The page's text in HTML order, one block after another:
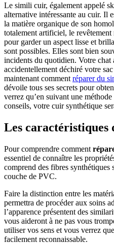
Le simili cuir, également appelé
alternative intéressante au cuir. Il
la matière organique de son
totalement artificiel, le revêtement
pour garder un aspect lisse et
sont possibles. Elles sont bien
incidents du quotidien. Votre chat
accidentellement déchiré votre
maintenant comment réparer du
dévoile tous ses secrets pour
verrez qu’en suivant une
conseils, votre cuir synthétique
Les caractéristiques
Pour comprendre comment
essentiel de connaître les
comprend des fibres synthétiques
couche de PVC.
Faire la distinction entre les
permettra de procéder aux soins
l’apparence présentent des
vous aideront à ne pas vous
utiliser vos sens et vous verrez
facilement reconnaissable.